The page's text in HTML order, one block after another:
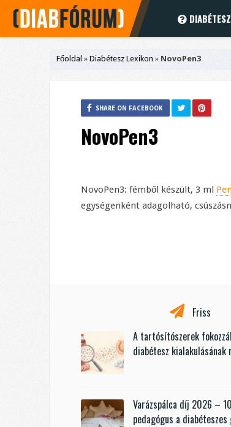
DIABÉTESZ
Főoldal » Diabétesz Lexikon » NovoPen3
SHARE ON FACEBOOK
NovoPen3
NovoPen3: fémből készült, 3 ml
egységenként adagolható,
Friss
A tartósítószerek
diabétesz
Varázspálca díj 2026 –
pedagógus a